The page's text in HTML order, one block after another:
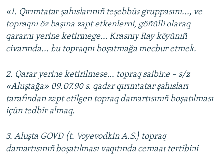
«1. Qırımtatar şahıslarınıñ teşebbüs gruppasını..., ve
topraqnı öz başına zapt etkenlerni, göñülli olaraq
qararnı yerine ketirmege... Krasnıy Ray köyünıñ
civarında... bu topraqnı boşatmağa mecbur etmek.
2. Qarar yerine ketirilmese... topraq saibine – s/z
«Aluştağa» 09.07.90 s. qadar qırımtatar şahısları
tarafından zapt etilgen topraq damartısınıñ boşatılması
içün tedbir almaq.
3. Aluşta GOVD (t. Voyevodkin A.S.) topraq
damartısınıñ boşatılması vaqıtında cemaat tertibini